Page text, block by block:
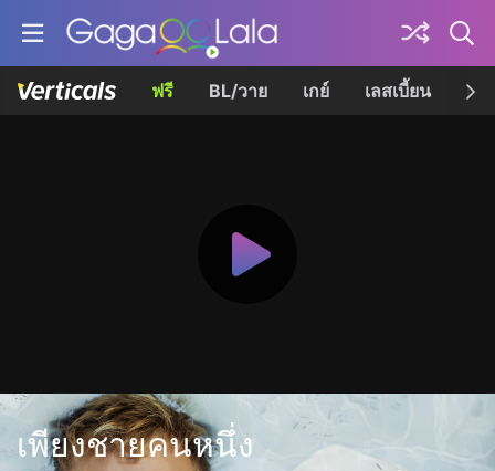
ฟรี BL/วาย เกย์ เลสเบี้ยน เค
เพียงชายคนหนึ่ง